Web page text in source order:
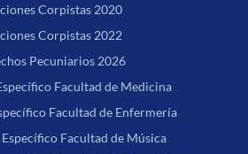
Corpistas 2020
Corpistas 2022
Pecuniarios 2026
Facultad de Medicina
Facultad de Enfermería
Facultad de Música